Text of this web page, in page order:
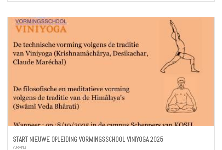
START NIEUWE OPLEIDING VORMINGSSCHOOL VINIYOGA 2025
VORMING